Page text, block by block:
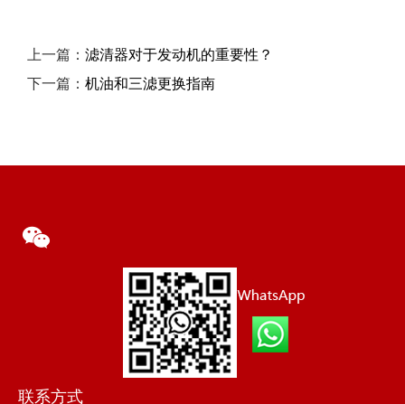
上一篇： 滤清器对于发动机的重要性？
下一篇： 机油和三滤更换指南
联系方式